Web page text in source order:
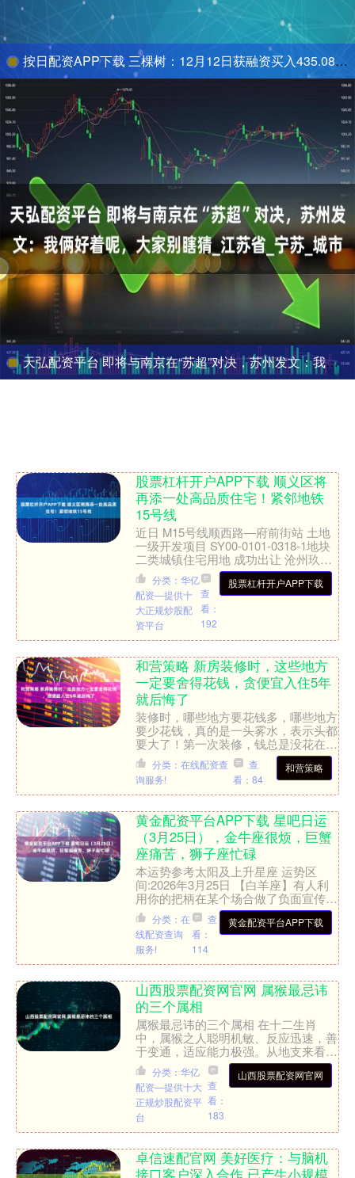
按日配资APP下载 三棵树：12月12日获融资买入435.08万元
天弘配资平台 即将与南京在“苏超”对决，苏州发文：我俩好着呢，大家别瞎猜_江苏省_宁苏_城市
股票杠杆开户APP下载 顺义区将
再添一处高品质住宅！紧邻地铁
15号线
近日 M15号线顺西路—府前街站 土地
一级开发项目 SY00-0101-0318-1地块
二类城镇住宅用地 成功出让 沧州玖熙
房地产开发有限公司 以8.308亿....
股票杠杆开户APP下载
分类：华亿
配资—提供十
大正规炒股配
资平台
查
看：
192
和营策略 新房装修时，这些地方
一定要舍得花钱，贪便宜入住5年
就后悔了
装修时，哪些地方要花钱多，哪些地方
要少花钱，真的是一头雾水，表示头都
要大了！第一次装修，钱总是没花在对
的地方，白白浪费了不少预算。过来人
告诉大家，装修时，这六个....和营策略
分类：在线配资查
询服务!
查
看：84
黄金配资平台APP下载 星吧日运
（3月25日），金牛座很烦，巨蟹
座痛苦，狮子座忙碌
本运势参考太阳及上升星座 运势区
间:2026年3月25日 【白羊座】有人利
用你的把柄在某个场合做了负面宣传，
让你身陷流言之中。宽容心足够，今天
的你对另一半的小错....黄金配资平台APP下载
分类：在
线配资查询
服务!
查
看：
114
山西股票配资网官网 属猴最忌讳
的三个属相
属猴最忌讳的三个属相 在十二生肖
中，属猴之人聪明机敏、反应迅速，善
于变通，适应能力极强。从地支来看，
猴为“申”，五行属金，申金灵动而好
动，最忌被正面压制或长期消....
山西股票配资网官网
分类：华亿
配资—提供十大
正规炒股配资平
台
查
看：
183
卓信速配官网 美好医疗：与脑机